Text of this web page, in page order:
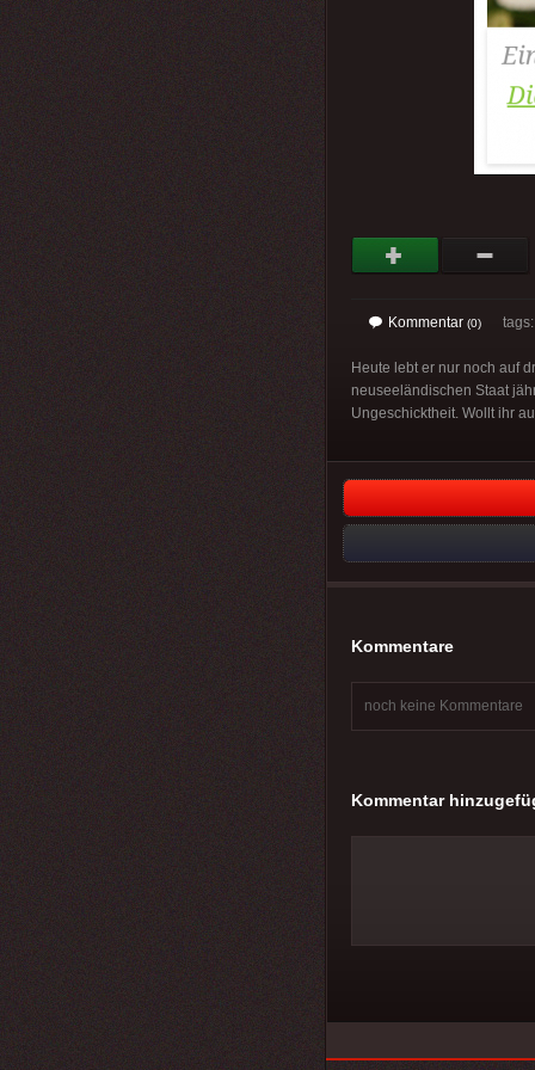
Kommentar (0) tags:
Heute lebt er nur noch auf
neuseeländischen Staat
Ungeschicktheit. Wollt ihr
Kommentare
noch keine Kommentare
Kommentar